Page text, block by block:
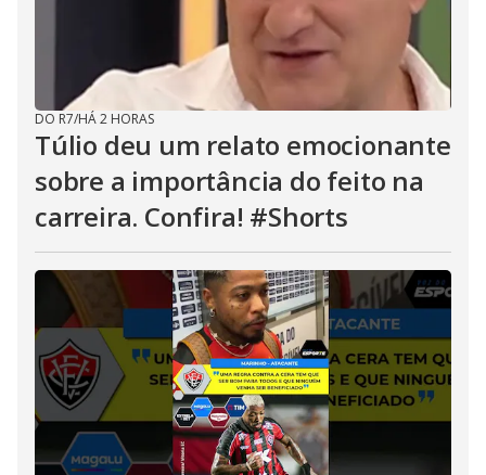
DO R7/HÁ 2 HORAS
Túlio deu um relato emocionante
sobre a importância do feito na
carreira. Confira! #Shorts